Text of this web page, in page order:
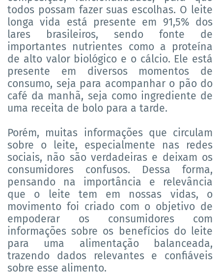
todos possam fazer suas escolhas. O leite
longa vida está presente em 91,5% dos
lares brasileiros, sendo fonte de
importantes nutrientes como a proteína
de alto valor biológico e o cálcio. Ele está
presente em diversos momentos de
consumo, seja para acompanhar o pão do
café da manhã, seja como ingrediente de
uma receita de bolo para a tarde.
Porém, muitas informações que circulam
sobre o leite, especialmente nas redes
sociais, não são verdadeiras e deixam os
consumidores confusos. Dessa forma,
pensando na importância e relevância
que o leite tem em nossas vidas, o
movimento foi criado com o objetivo de
empoderar os consumidores com
informações sobre os benefícios do leite
para uma alimentação balanceada,
trazendo dados relevantes e confiáveis
sobre esse alimento.